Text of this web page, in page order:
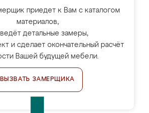
приедет к Вам с каталогом
материалов,
детальные замеры,
и сделает окончательный расчёт
Вашей будущей мебели.
ВЫЗВАТЬ ЗАМЕРЩИКА